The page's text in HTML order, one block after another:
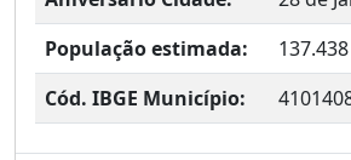
População estimada:
137.438
Cód. IBGE Município: